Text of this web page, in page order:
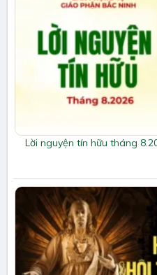
Lời nguyện tín hữu tháng